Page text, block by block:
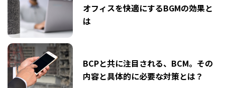
オフィスを快適にするBGMの効果と
は
BCPと共に注目される、BCM。その
内容と具体的に必要な対策とは？